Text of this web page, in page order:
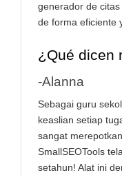
generador de
de forma eficiente
¿Qué dicen
-Alanna
Sebagai guru
keaslian setiap
sangat
SmallSEOTools
setahun! Alat ini